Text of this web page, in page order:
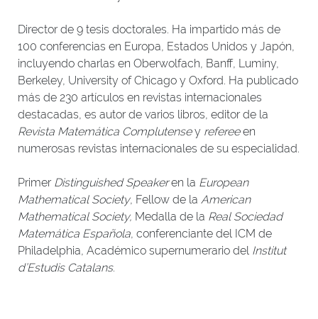
Director de 9 tesis doctorales. Ha impartido más de
100 conferencias en Europa, Estados Unidos y Japón,
incluyendo charlas en Oberwolfach, Banff, Luminy,
Berkeley, University of Chicago y Oxford. Ha publicado
más de 230 artículos en revistas internacionales
destacadas, es autor de varios libros, editor de la
Revista Matemática Complutensey refereeen
numerosas revistas internacionales de su especialidad.
Primer Distinguished Speakeren la European
Mathematical Society, Fellow de la American
Mathematical Society, Medalla de la Real Sociedad
Matemática Española, conferenciante del ICM de
Philadelphia, Académico supernumerario del Institut
d’Estudis Catalans.